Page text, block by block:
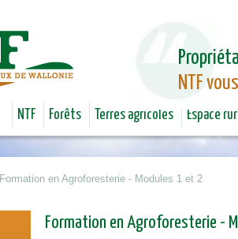
NTF
NTF Forêts Terres agricoles Espace
Formation en Agroforesterie - Modules 1 et 2
Formation en Agroforesterie -